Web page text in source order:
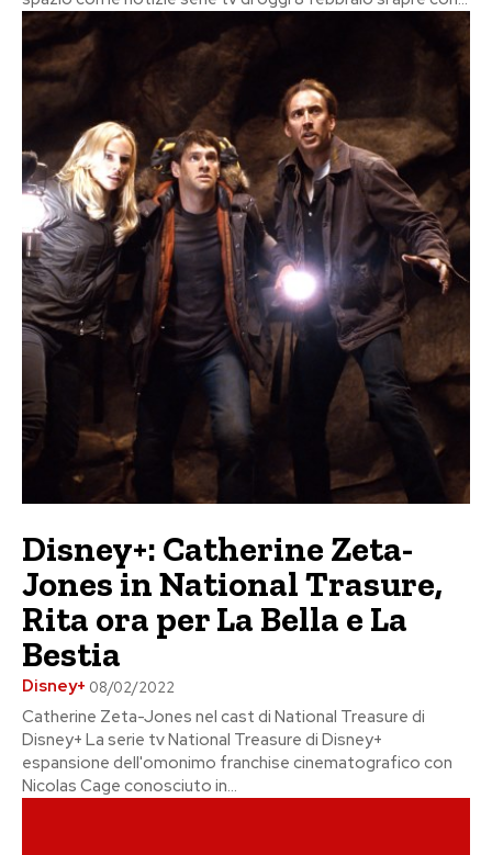
Disney+: Catherine Zeta-
Jones in National Trasure,
Rita ora per La Bella e La
Bestia
Disney+ 08/02/2022
Catherine Zeta-Jones nel cast di National Treasure di
Disney+ La serie tv National Treasure di Disney+
espansione dell'omonimo franchise cinematografico con
Nicolas Cage conosciuto in...